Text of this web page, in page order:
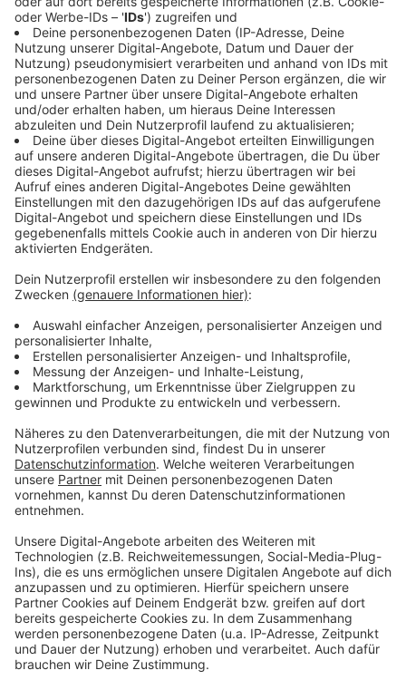
Anzeige
Besonders beliebt sind in Düsseldorf laut dem
Stadtsportbund Fußball, Tennis und Turnsportarten.
Danach kommen Bergsportarten und Klettern, gefolgt
von Schwimmen. Der Stadtsportbund erklärt den
großen Andrang auf die Sportvereine unter anderem
mit der guten Sport-Infrastruktur und den vielen
Sportstätten in Düsseldorf.
Anzeige
wichtiger
Anzeige
Gleichzeitig würden Sportvereine für Kinder und
Jugendliche wichtiger, weil Bewegung im
Sportunterricht oft nicht ausreiche. Außerdem würden
ältere Menschen immer lieber gemeinsam Sport
machen. Der Stadtsportbund geht davon aus, dass die
Nachfrage nach Vereinssport in Düsseldorf weiter
steigt.
Anzeige
Weitere Infos und Links zum Thema: